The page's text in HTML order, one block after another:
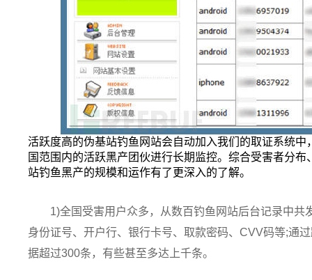
活跃度高的伪基站钓鱼网站会自动加入我们的取证系统
国范围内的活跃黑产团伙进行长期监控。综合受害者分
站钓鱼黑产的规模和运作有了更深入的了解。
1)全国受害用户众多，从数百钓鱼网站后台记录中
身份证号、开户行、银行卡号、取款密码、CVV码等;通
据超过300条，有些甚至多达上千条。